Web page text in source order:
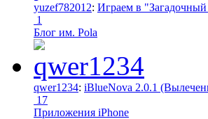
yuzef782012: Играем в
1
Блог им. Pola
qwer1234: iBlueNova 2.0.1
17
Приложения iPhone